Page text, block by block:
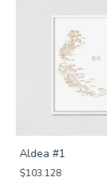
Aldea #1
$103.128